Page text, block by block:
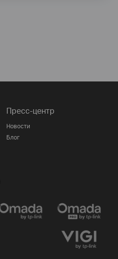
Пресс-центр
Новости
Блог